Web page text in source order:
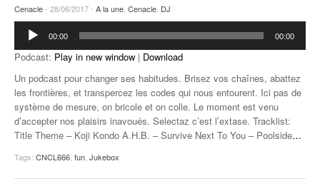
Cenacle- 28/06/2017 - A la une Cenacle DJ
Lecteur
audio
00:00 00:00
Podcast: Play in new window | Download
Un podcast pour changer ses habitudes. Brisez vos chaînes, abattez
les frontières, et transpercez les codes qui nous entourent. Ici pas de
système de mesure, on bricole et on colle. Le moment est venu
d’accepter nos plaisirs inavoués. Selectaz c’est l’extase. Tracklist:
Title Theme – Koji Kondo A.H.B. – Survive Next To You – Poolside…
Tags: CNCL666 fun Jukebox